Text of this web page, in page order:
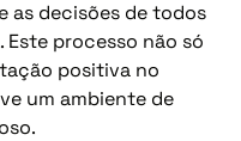
as decisões de todos
Este processo não só
positiva no
um ambiente de